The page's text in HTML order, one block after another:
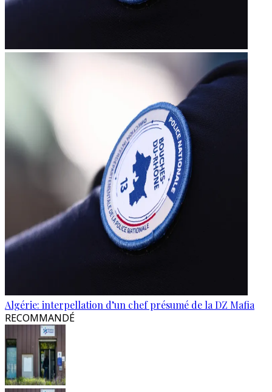
Algérie: interpellation d’un chef présumé de la DZ Mafia
RECOMMANDÉ